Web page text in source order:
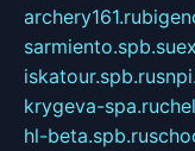
archery161.ru
sarmiento.spb.su
iskatour.spb.ru
krygeva-spa.ru
hl-beta.spb.ru